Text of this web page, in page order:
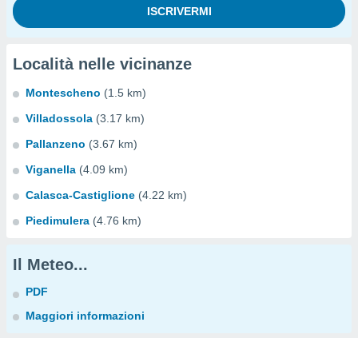
Località nelle vicinanze
Montescheno (1.5 km)
Villadossola (3.17 km)
Pallanzeno (3.67 km)
Viganella (4.09 km)
Calasca-Castiglione (4.22 km)
Piedimulera (4.76 km)
Il Meteo...
PDF
Maggiori informazioni